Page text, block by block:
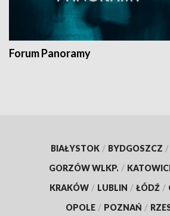
Forum Panoramy
BIAŁYSTOK / BYDGOSZCZ /
GORZÓW WLKP. /
KRAKÓW / LUBLIN / ŁÓDŹ /
OPOLE / POZNAŃ /